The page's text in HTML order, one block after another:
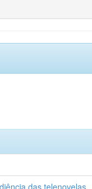
das telenovelas